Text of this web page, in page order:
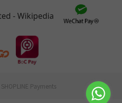
SHOPLINE Payments